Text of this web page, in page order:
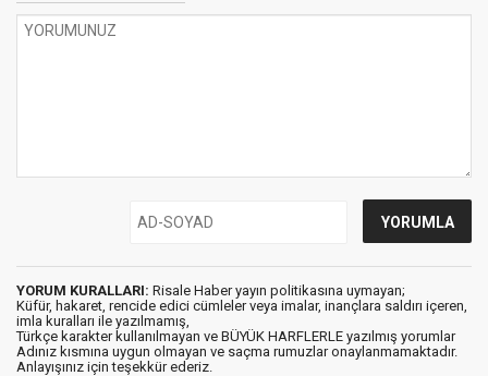
YORUM KURALLARI: Risale Haber yayın politikasına uymayan;
Küfür, hakaret, rencide edici cümleler veya imalar, inançlara saldırı içeren,
imla kuralları ile yazılmamış,
Türkçe karakter kullanılmayan ve BÜYÜK HARFLERLE yazılmış yorumlar
Adınız kısmına uygun olmayan ve saçma rumuzlar onaylanmamaktadır.
Anlayışınız için teşekkür ederiz.